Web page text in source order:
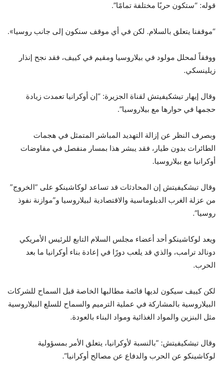
قوله: “ستكون حربًا مختلفة تمامًا”.
“موقفنا يتعلق بالسلام. لكن في أي موقف سنكون إلى جانب روسيا».
ووفقاً لمحلل مولود في بيلاروسيا ومقيم في كييف، فقد نجح إنذار
زيلينسكي.
وقال إيهار تيشكيفيتش لقناة الجزيرة: “إن أوكرانيا تعمدت زيادة
حجمها في حوارها مع بيلاروسيا”.
وبصرف النظر عن إزالة التهديد المباشر المتمثل في هجمات
الطائرات بدون طيار، فقد يبشر هذا بمسار منفصل في مفاوضات
أوكرانيا مع بيلاروسيا.
وقال تيشكيفيتش إن المحادثات قد تساعد لوكاشينكو على “الخروج”
من عزلة الغرب الدبلوماسية والاقتصادية لبيلاروسيا و”موازنة نفوذ
روسيا”.
ويعد لوكاشينكو أحد أعضاء مجلس السلام التابع للرئيس الأمريكي
دونالد ترامب، والذي قد يلعب دورًا في إعادة بناء أوكرانيا ما بعد
الحرب.
لكن كييف سيكون لديها قائمة مطالبها الخاصة قبل السماح للشركات
البيلاروسية بالمشاركة في عملية الترميم والسماح للسلع البيلاروسية
مثل البنزين والمواد الغذائية ومواد البناء بالعودة.
وقال تيشكيفيتش: “بالنسبة لأوكرانيا، يتعلق الأمر بمسؤولية
لوكاشينكو عن الحرب والدفاع عن مصالح أوكرانيا”.